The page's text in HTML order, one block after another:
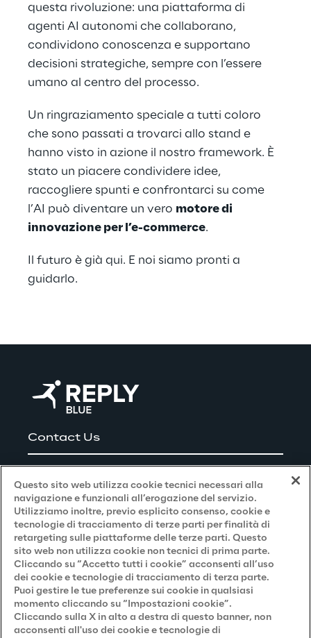
questa rivoluzione: una piattaforma di
agenti AI autonomi che collaborano,
condividono conoscenza e supportano
decisioni strategiche, sempre con l’essere
umano al centro del processo.
Un ringraziamento speciale a tutti coloro
che sono passati a trovarci allo stand e
hanno visto in azione il nostro framework. È
stato un piacere condividere idee,
raccogliere spunti e confrontarci su come
l’AI può diventare un vero motore di
innovazione per l’e-commerce.
Il futuro è già qui. E noi siamo pronti a
guidarlo.
Contact Us
Privacy and Legal
Privacy & Cookie Policy
Privacy Notice(Candidato)
Privacy Notice(Cliente)
Privacy Notice(Fornitore)
Questo sito web utilizza cookie tecnici necessari alla
navigazione e funzionali all’erogazione del servizio.
Utilizziamo inoltre, previo esplicito consenso, cookie e
tecnologie di tracciamento di terze parti per finalità di
retargeting sulle piattaforme delle terze parti. Questo
sito web non utilizza cookie non tecnici di prima parte.
Cliccando su “Accetto tutti i cookie” acconsenti all’uso
dei cookie e tecnologie di tracciamento di terza parte.
Puoi gestire le tue preferenze sui cookie in qualsiasi
momento cliccando su “Impostazioni cookie”.
Cliccando sulla X in alto a destra di questo banner, non
acconsenti all'uso dei cookie e tecnologie di